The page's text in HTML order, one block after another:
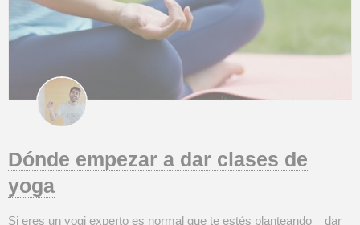
Dónde empezar a dar clases de
yoga
Si eres un yogi experto es normal que te estés planteando dar